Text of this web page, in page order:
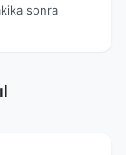
sonra